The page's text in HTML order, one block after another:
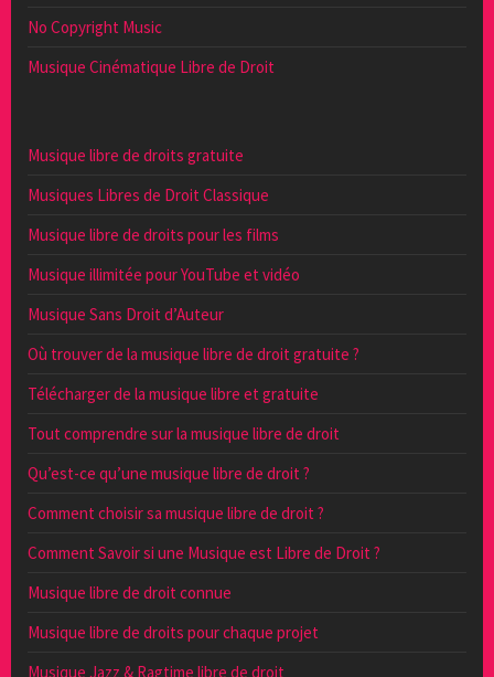
No Copyright Music
Musique Cinématique Libre de Droit
Musique libre de droits gratuite
Musiques Libres de Droit Classique
Musique libre de droits pour les films
Musique illimitée pour YouTube et vidéo
Musique Sans Droit d’Auteur
Où trouver de la musique libre de droit gratuite ?
Télécharger de la musique libre et gratuite
Tout comprendre sur la musique libre de droit
Qu’est-ce qu’une musique libre de droit ?
Comment choisir sa musique libre de droit ?
Comment Savoir si une Musique est Libre de Droit ?
Musique libre de droit connue
Musique libre de droits pour chaque projet
Musique Jazz & Ragtime libre de droit